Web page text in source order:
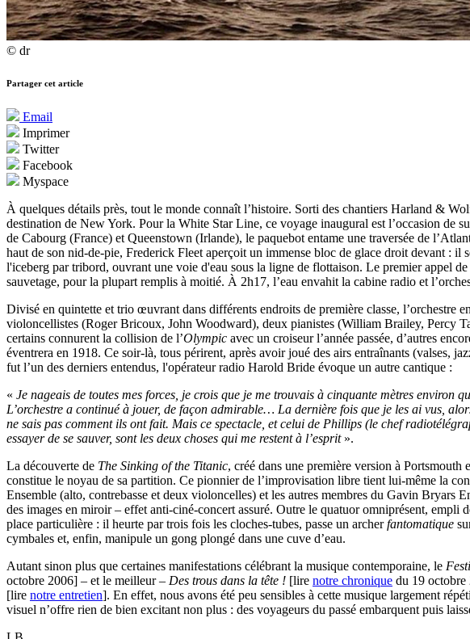
© dr
Partager cet article
Email
Imprimer
Twitter
Facebook
Myspace
À quelques détails près, tout le monde connaît l’histoire. Sorti des chantiers Harland &
destination de New York. Pour la White Star Line, ce voyage inaugural est l’occasion de
de Cabourg (France) et Queenstown (Irlande), le paquebot entame une traversée de
haut de son nid-de-pie, Frederick Fleet aperçoit un immense bloc de glace droit devant : il
l'iceberg par tribord, ouvrant une voie d'eau sous la ligne de flottaison. Le premier appel
sauvetage, pour la plupart remplis à moitié. À 2h17, l’eau envahit la cabine radio et
Divisé en quintette et trio œuvrant dans différents endroits de première classe,
violoncellistes (Roger Bricoux, John Woodward), deux pianistes (William Brailey, Percy
certains connurent la collision de l’Olympic avec un croiseur l’année passée, d’autres
éventrera en 1918. Ce soir-là, tous périrent, après avoir joué des airs entraînants (valses,
fut l’un des derniers entendus, l'opérateur radio Harold Bride évoque un autre cantique :
« Je nageais de toutes mes forces, je crois que je me trouvais à cinquante mètres environ
L’orchestre a continué à jouer, de façon admirable… La dernière fois que je les ai vus,
ne sais pas comment ils ont fait. Mais ce spectacle, et celui de Phillips (le chef
essayer de se sauver, sont les deux choses qui me restent à l’esprit».
La découverte de The Sinking of the Titanic, créé dans une première version à
constitue le noyau de sa partition. Ce pionnier de l’improvisation libre tient lui-même la
Ensemble (alto, contrebasse et deux violoncelles) et les autres membres du Gavin Bryars
des images en miroir – effet anti-ciné-concert assuré. Outre le quatuor omniprésent,
place particulière : il heurte par trois fois les cloches-tubes, passe un archerfantomatique
cymbales et, enfin, manipule un gong plongé dans une cuve d’eau.
Autant sinon plus que certaines manifestations célébrant la musique contemporaine, le
octobre 2006] – et le meilleur – Des trous dans la tête ! [lire notre chronique du 19 octobre
[lire notre entretien]. En effet, nous avons été peu sensibles à cette musique largement
visuel n’offre rien de bien excitant non plus : des voyageurs du passé embarquent puis